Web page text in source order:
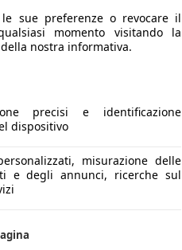
le sue preferenze o revocare il
momento visitando la
nostra informativa.
precisi e identificazione
dispositivo
misurazione delle
e degli annunci, ricerche sul